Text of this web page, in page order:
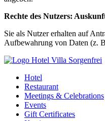
Rechte des Nutzers:
Sie als Nutzer erhalten auf
Aufbewahrung von Daten (z.
Hotel
Restaurant
Meetings & Celebrations
Events
Gift Certificates